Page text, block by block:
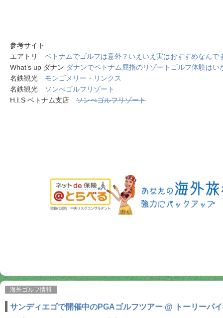
参考サイト
エアトリ ベトナムでゴルフは意外？いえいえ実はおすすめなんで
What’s up ダナン ダナンでベトナム屈指のリゾートゴルフ体験はい
名鉄観光 モンゴメリー・リンクス
名鉄観光
ソンべゴルフリゾート
H.I.S ベトナム支店 ソンべゴルフリゾート
海外ゴルフ情報
サンディエゴで開催中のPGAゴルフツアー @ トーリーパ